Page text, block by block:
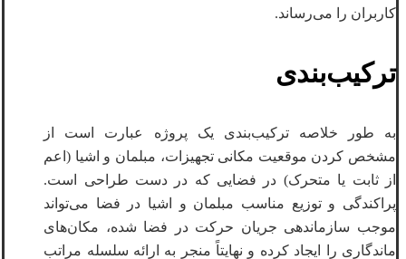
کاربران را می‌رساند.
ترکیب‌بندی
به طور خلاصه ترکیب‌بندی یک پروژه عبارت است از
مشخص کردن موقعیت مکانی تجهیزات، مبلمان و اشیا (اعم
از ثابت یا متحرک) در فضایی که در دست طراحی است.
پراکندگی و توزیع مناسب مبلمان و اشیا در فضا می‌تواند
موجب سازماندهی جریان حرکت در فضا شده، مکان‌های
ماندگاری را ایجاد کرده و نهایتاً منجر به ارائه سلسله مراتب